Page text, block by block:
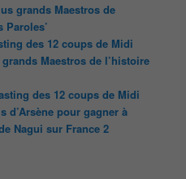
grands Maestros de
Paroles’
des 12 coups de Midi
Maestros de l’histoire
des 12 coups de Midi
d’Arsène pour gagner à
Nagui sur France 2